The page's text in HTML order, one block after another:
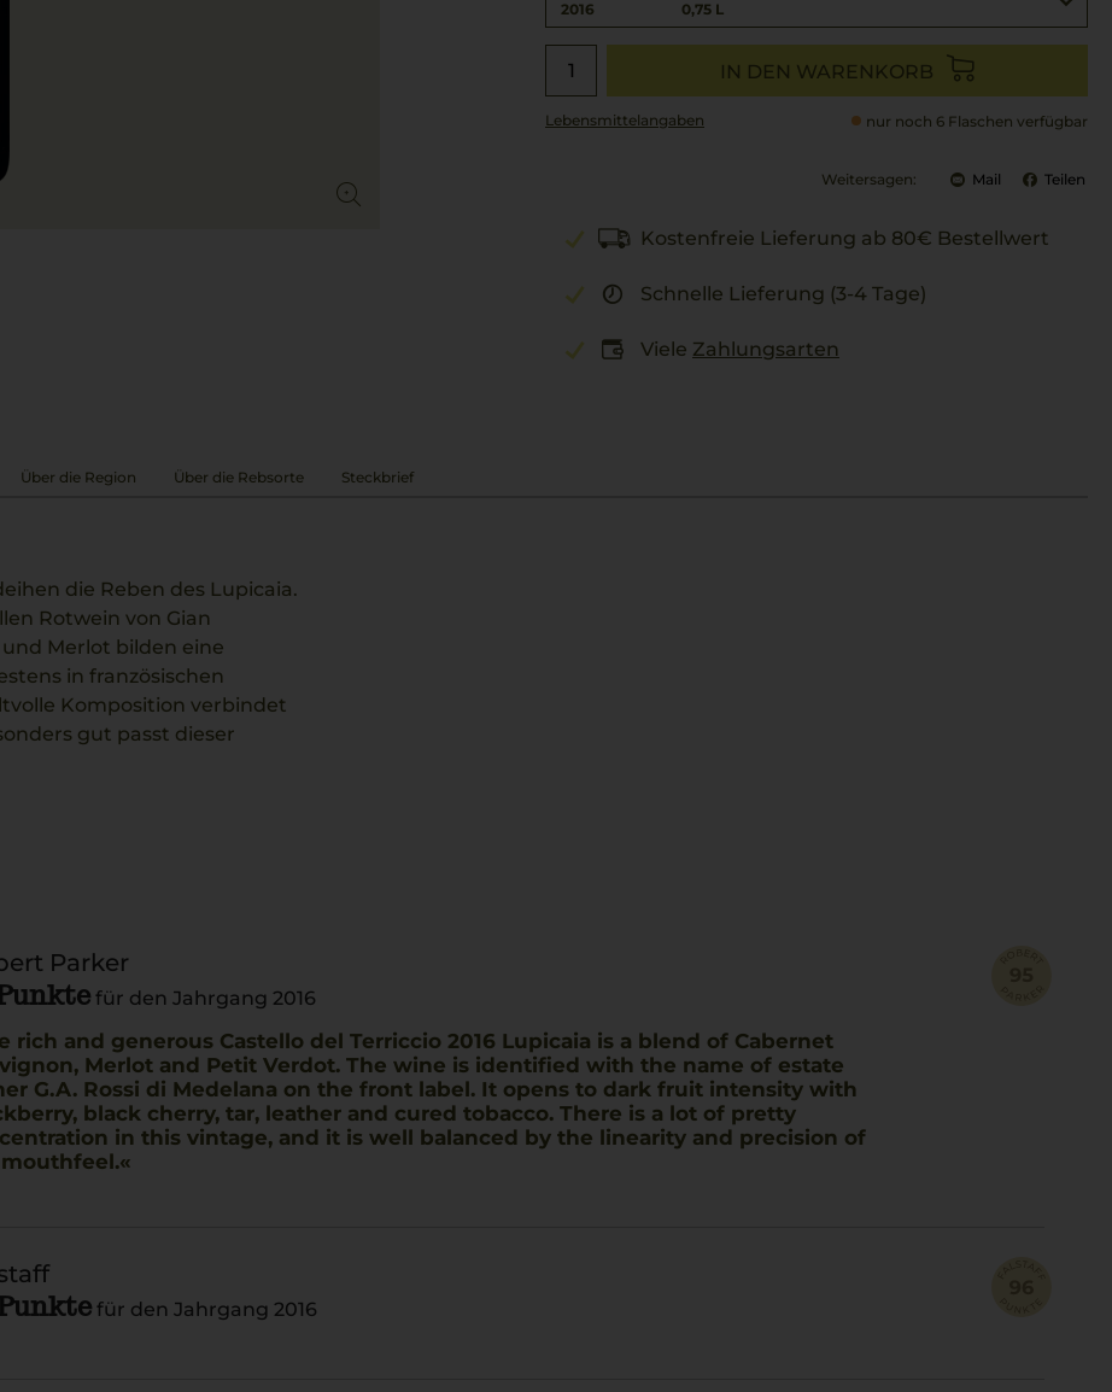
2016 0,75 L
IN DEN WARENKORB
Lebensmittel­angaben nur noch 6 Flaschen verfügbar
Weitersagen: Mail Teilen
Kostenfreie Lieferung ab 80€ Bestellwert
Schnelle Lieferung (3-4 Tage)
Viele Zahlungsarten
Über die Region Über die Rebsorte Steckbrief
die Reben des Lupicaia.
Rotwein von Gian
Merlot bilden eine
in französischen
Komposition verbindet
gut passt dieser
Parker
für den Jahrgang 2016
rich and generous Castello del Terriccio 2016 Lupicaia is a blend of Cabernet
Merlot and Petit Verdot. The wine is identified with the name of estate
G.A. Rossi di Medelana on the front label. It opens to dark fruit intensity with
black cherry, tar, leather and cured tobacco. There is a lot of pretty
in this vintage, and it is well balanced by the linearity and precision of
für den Jahrgang 2016